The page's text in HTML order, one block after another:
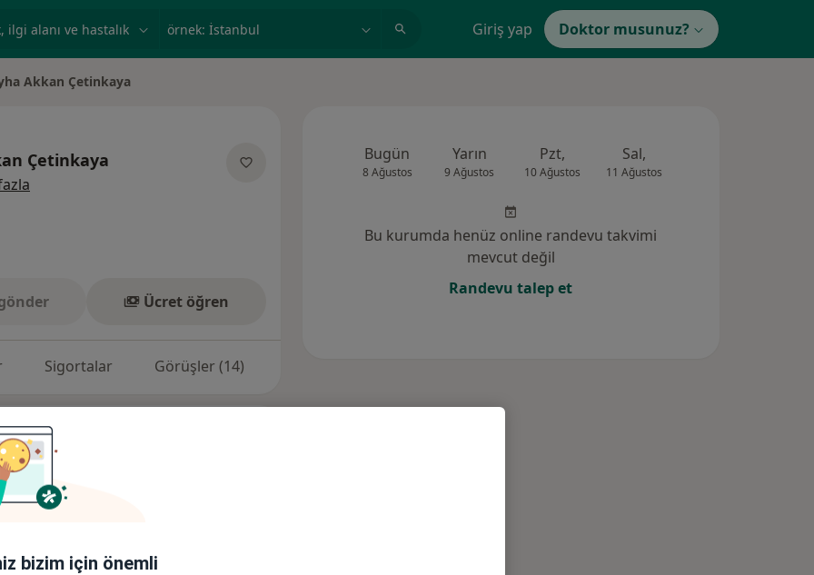
örnek: İstanbul Giriş yap Doktor musunuz?
Akkan Çetinkaya
Çetinkaya
Ücret öğren
Sigortalar Görüşler (14)
makale
bildiri kitabında basılan 9 bildiri
kitaplarında basılan 66 bildiri
Bugün
8 Ağustos
Yarın
9 Ağustos
Pzt,
10 Ağustos
Sal,
11 Ağustos
Bu kurumda henüz online randevu takvimi
mevcut değil
Randevu talep et
bizim için önemli